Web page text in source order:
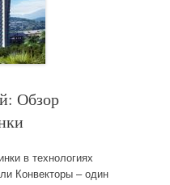
Обзор
в технологиях
Конвекторы – один